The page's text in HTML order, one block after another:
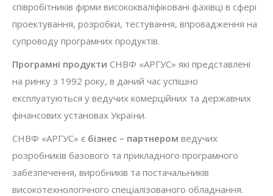
співробітників фірми висококваліфіковані фахівці в сфері
проектування, розробки, тестування, впровадження на
супроводу програмних продуктів.
Програмні продукти СНВФ «АРГУС» які представлені
на ринку з 1992 року, в даний час успішно
експлуатуються у ведучих комерційних та державних
фінансових установах України.
СНВФ «АРГУС» є бізнес – партнером ведучих
розробників базового та прикладного програмного
забезпечення, виробників та постачальників
високотехнологічного спеціалізованого обладнання.